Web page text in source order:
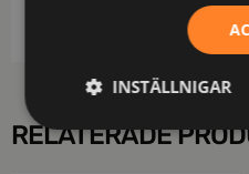
RELATERADE
INSTÄLLNIGAR